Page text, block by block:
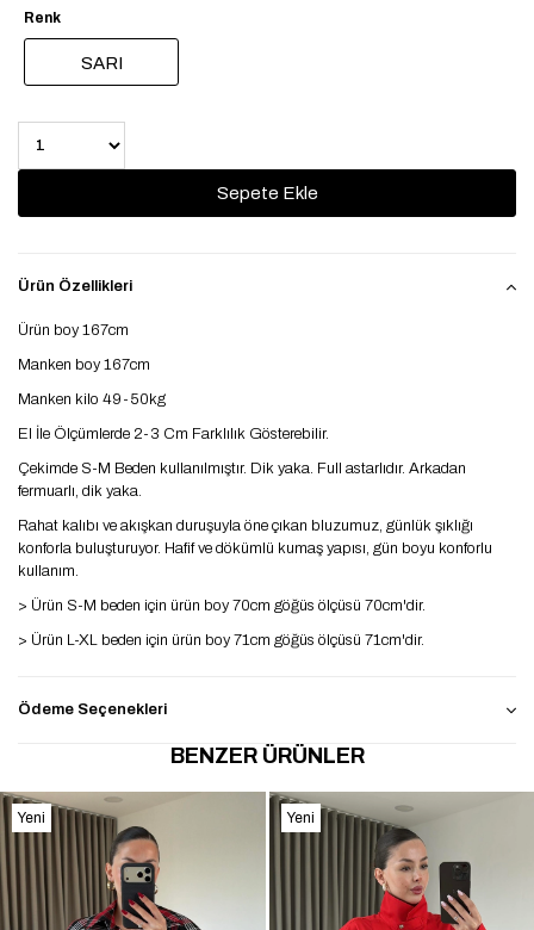
Renk
SARI
Ürün Özellikleri
Ürün boy 167cm
Manken boy 167cm
Manken kilo 49-50kg
El İle Ölçümlerde 2-3 Cm Farklılık Gösterebilir.
Çekimde S-M Beden kullanılmıştır. Dik yaka. Full astarlıdır. Arkadan
fermuarlı, dik yaka.
Rahat kalıbı ve akışkan duruşuyla öne çıkan bluzumuz, günlük şıklığı
konforla buluşturuyor. Hafif ve dökümlü kumaş yapısı, gün boyu konforlu
kullanım.
> Ürün S-M beden için ürün boy 70cm göğüs ölçüsü 70cm'dir.
> Ürün L-XL beden için ürün boy 71cm göğüs ölçüsü 71cm'dir.
Ödeme Seçenekleri
BENZER ÜRÜNLER
Yeni
Ürün
Yeni